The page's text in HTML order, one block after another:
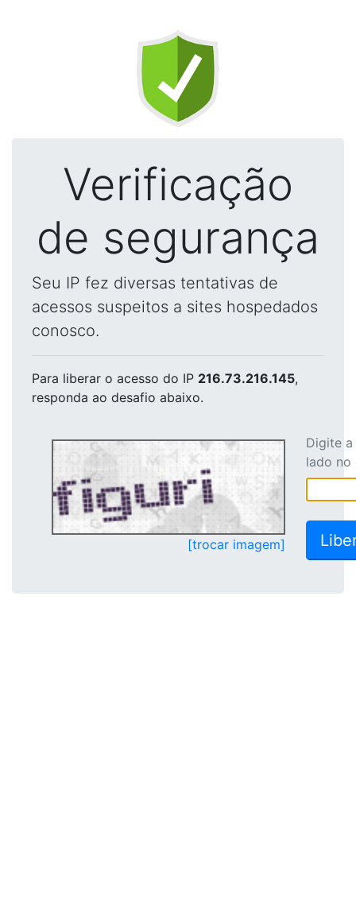
Verificação
de segurança
Seu IP fez diversas tentativas de
acessos suspeitos a sites hospedados
conosco.
Para liberar o acesso do IP 216.73.216.145,
responda ao desafio abaixo.
[trocar imagem]
Digite
lado no